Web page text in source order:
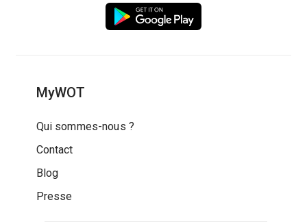
MyWOT
Qui sommes-nous ?
Contact
Blog
Presse